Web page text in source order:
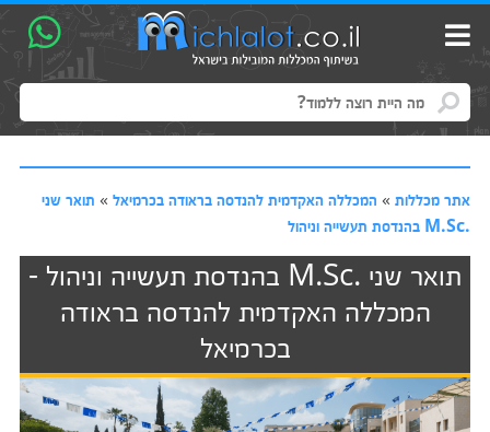
אתר מכללות» המכללה האקדמית להנדסה בראודה בכרמיאל» תואר שני
.M.Sc בהנדסת תעשייה וניהול
תואר שני .M.Sc בהנדסת תעשייה וניהול -
המכללה האקדמית להנדסה בראודה
בכרמיאל